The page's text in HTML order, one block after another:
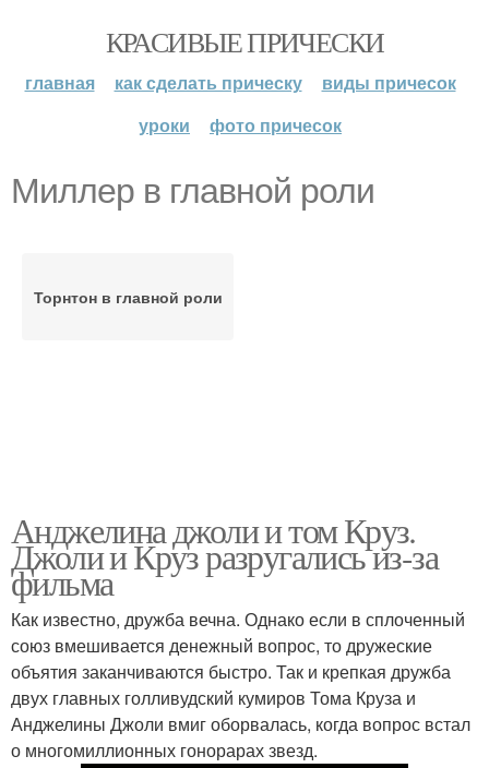
КРАСИВЫЕ ПРИЧЕСКИ
главная как сделать прическу
виды причесок
уроки
фото причесок
Миллер в главной роли
Торнтон в главной роли
Анджелина джоли и том Круз.
Джоли и Круз разругались из-за
фильма
Как известно, дружба вечна. Однако если в сплоченный
союз вмешивается денежный вопрос, то дружеские
объятия заканчиваются быстро. Так и крепкая дружба
двух главных голливудский кумиров Тома Круза и
Анджелины Джоли вмиг оборвалась, когда вопрос встал
о многомиллионных гонорарах звезд.